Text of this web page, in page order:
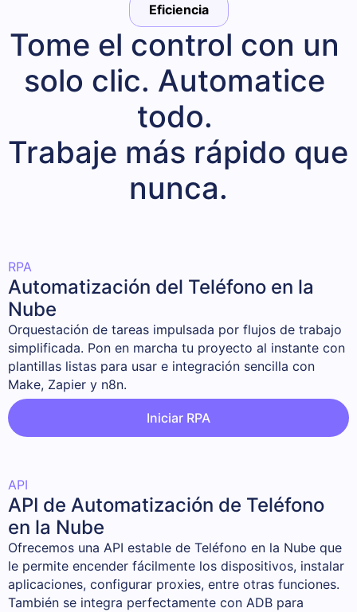
Eficiencia
Tome el control con un
solo clic. Automatice
todo.
Trabaje más rápido que
nunca.
RPA
Automatización del Teléfono en la
Nube
Orquestación de tareas impulsada por flujos de trabajo
simplificada. Pon en marcha tu proyecto al instante con
plantillas listas para usar e integración sencilla con
Make, Zapier y n8n.
Iniciar RPA
API
API de Automatización de Teléfono
en la Nube
Ofrecemos una API estable de Teléfono en la Nube que
le permite encender fácilmente los dispositivos, instalar
aplicaciones, configurar proxies, entre otras funciones.
También se integra perfectamente con ADB para